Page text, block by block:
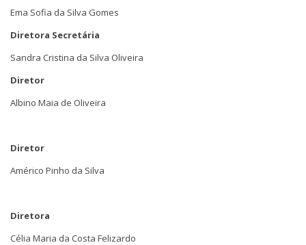
Ema Sofia da Silva Gomes
Diretora Secretária
Sandra Cristina da Silva Oliveira
Diretor
Albino Maia de Oliveira
Diretor
Américo Pinho da Silva
Diretora
Célia Maria da Costa Felizardo